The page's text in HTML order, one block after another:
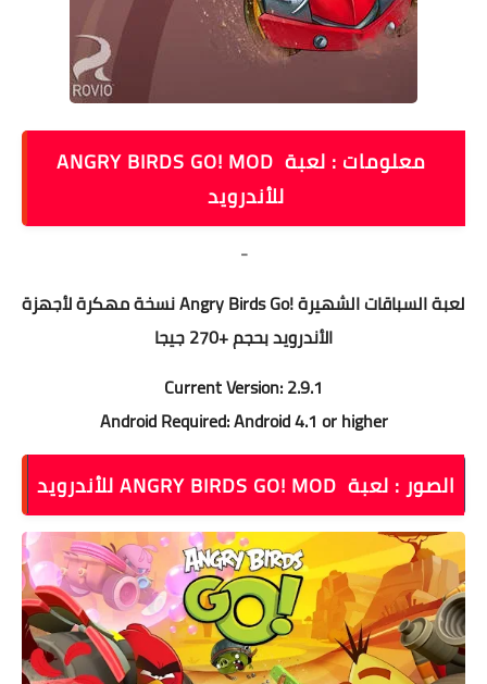
معلومات : لعبة ‏ ANGRY BIRDS GO! MOD
للأندرويد
-
لعبة السباقات الشهيرة !Angry Birds Go نسخة مهكرة لأجهزة
الأندرويد بحجم +270 جيجا
Current Version: 2.9.1
Android Required: Android 4.1 or higher
الصور : لعبة ‏ ANGRY BIRDS GO! MOD للأندرويد